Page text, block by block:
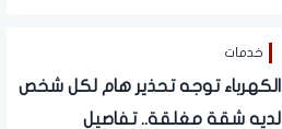
خدمات
الكهرباء توجه تحذير هام لكل شخص
لديه شقة مغلقة.. تفاصيل